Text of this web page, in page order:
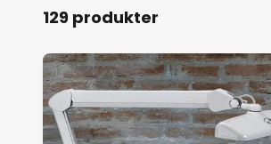
129 produkter